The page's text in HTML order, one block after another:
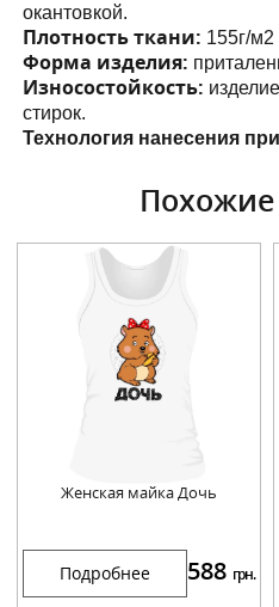
окантовкой.
Плотность ткани: 155г/м2
Форма изделия:
Износостойкость:
стирок.
Технология нанесения
Женская майка Дочь
Подробнее 588 грн.